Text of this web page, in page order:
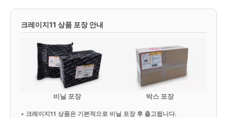
크레이지11 상품 포장 안내
비닐 포장 박스 포장
• 크레이지11 상품은 기본적으로 비닐 포장 후 출고됩니다.